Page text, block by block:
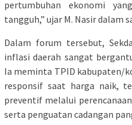
pertumbuhan ekonomi
tangguh,” ujar M. Nasir dalam
​Dalam forum tersebut,
inflasi daerah sangat
Ia meminta TPID kabupaten/
responsif saat harga naik,
preventif melalui
serta penguatan cadangan